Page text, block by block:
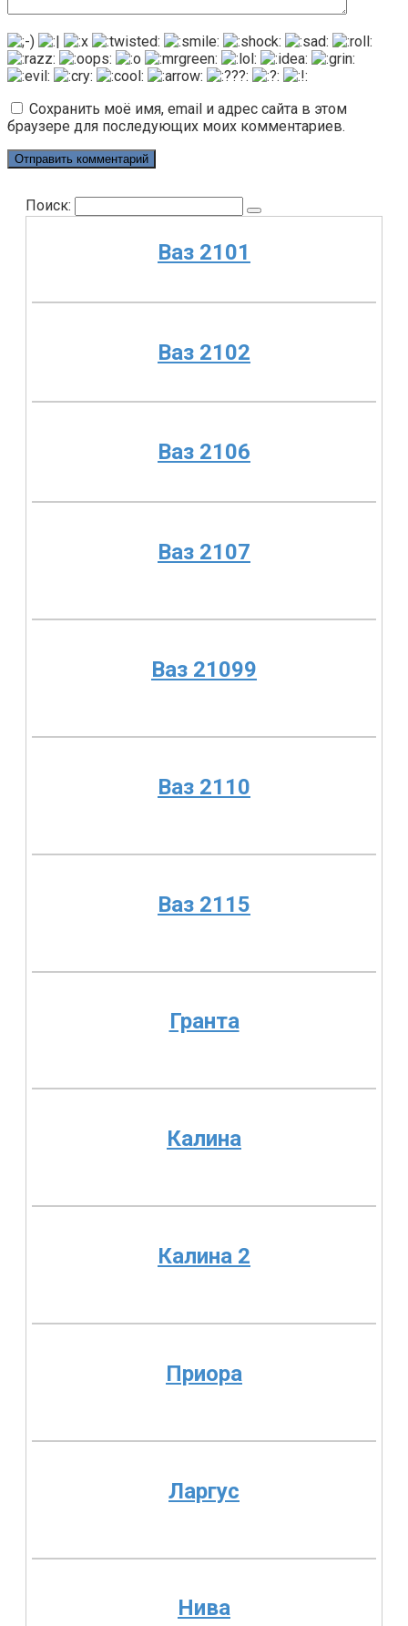
Сохранить моё имя, email и адрес сайта в этом
браузере для последующих моих комментариев.
Поиск:
Ваз 2101
Ваз 2102
Ваз 2106
Ваз 2107
Ваз 21099
Ваз 2110
Ваз 2115
Гранта
Калина
Калина 2
Приора
Ларгус
Нива